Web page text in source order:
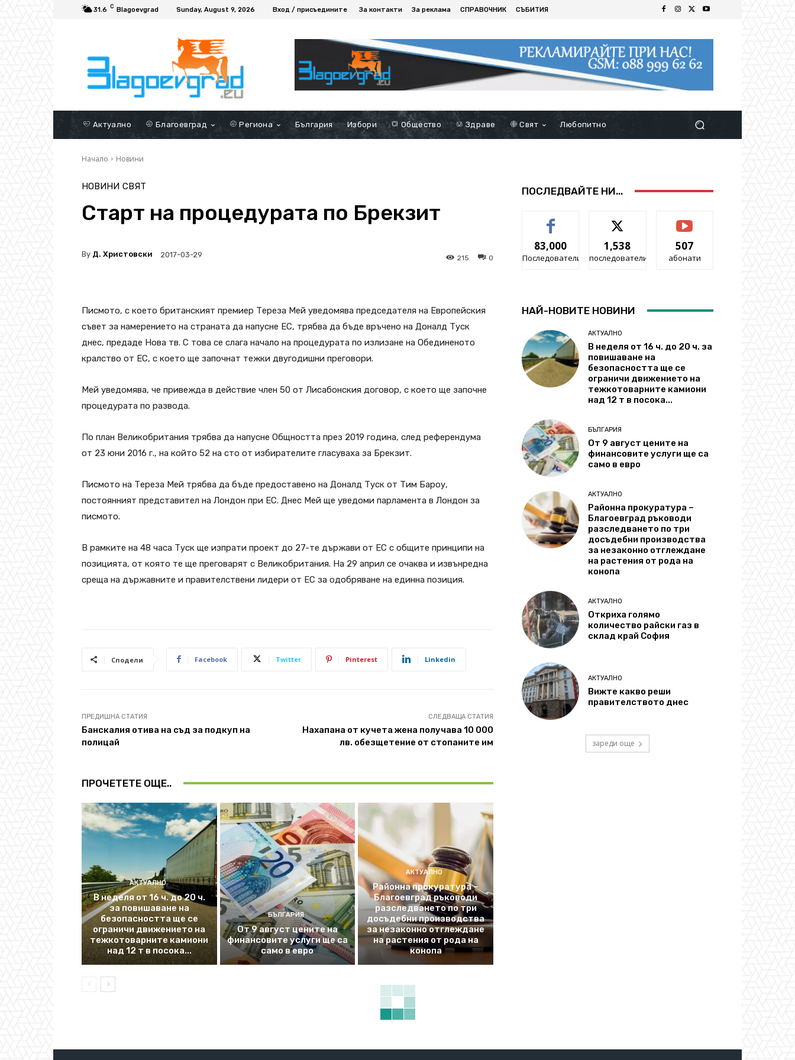
31.6 C Blagoevgrad Sunday, August 9, 2026 Вход / присъедините За контакти За реклама СПРАВОЧНИК СЪБИТИЯ
Актуално Благоевград Региона България Избори Общество Здраве Свят Любопитно
Начало Новини
НОВИНИ СВЯТ
Старт на процедурата по Брекзит
By Д. Христовски 2017-03-29 0
215
Писмото, с което британският премиер Тереза Мей уведомява председателя на Европейския
съвет за намерението на страната да напусне ЕС, трябва да бъде връчено на Доналд Туск
днес, предаде Нова тв. С това се слага начало на процедурата по излизане на Обединеното
кралство от ЕС, с което ще започнат тежки двугодишни преговори.
Мей уведомява, че привежда в действие член 50 от Лисабонския договор, с което ще започне
процедурата по развода.
По план Великобритания трябва да напусне Общността през 2019 година, след референдума
от 23 юни 2016 г., на който 52 на сто от избирателите гласуваха за Брекзит.
Писмото на Тереза Мей трябва да бъде предоставено на Доналд Туск от Тим Бароу,
постоянният представител на Лондон при ЕС. Днес Мей ще уведоми парламента в Лондон за
писмото.
В рамките на 48 часа Туск ще изпрати проект до 27-те държави от ЕС с общите принципи на
позицията, от която те ще преговарят с Великобритания. На 29 април се очаква и извънредна
среща на държавните и правителствени лидери от ЕС за одобряване на единна позиция.
Сподели Facebook Twitter Pinterest Linkedin
ПРЕДИШНА СТАТИЯ
Банскалия отива на съд за подкуп на
полицай
СЛЕДВАЩА СТАТИЯ
Нахапана от кучета жена получава 10 000
лв. обезщетение от стопаните им
ПРОЧЕТЕТЕ ОЩЕ..
АКТУАЛНО
В неделя от 16 ч. до 20 ч.
за повишаване на
безопасността ще се
ограничи движението на
тежкотоварните камиони
над 12 т в посока...
БЪЛГАРИЯ
От 9 август цените на
финансовите услуги ще са
само в евро
АКТУАЛНО
Районна прокуратура –
Благоевград ръководи
разследването по три
досъдебни производства
за незаконно отглеждане
на растения от рода на
конопа
ПОСЛЕДВАЙТЕ НИ...
83,000
Последователи
1,538
последователи
507
абонати
НАЙ-НОВИТЕ НОВИНИ
АКТУАЛНО
В неделя от 16 ч. до 20 ч. за
повишаване на
безопасността ще се
ограничи движението на
тежкотоварните камиони
над 12 т в посока...
БЪЛГАРИЯ
От 9 август цените на
финансовите услуги ще са
само в евро
АКТУАЛНО
Районна прокуратура –
Благоевград ръководи
разследването по три
досъдебни производства
за незаконно отглеждане
на растения от рода на
конопа
АКТУАЛНО
Откриха голямо
количество райски газ в
склад край София
АКТУАЛНО
Вижте какво реши
правителството днес
зареди още